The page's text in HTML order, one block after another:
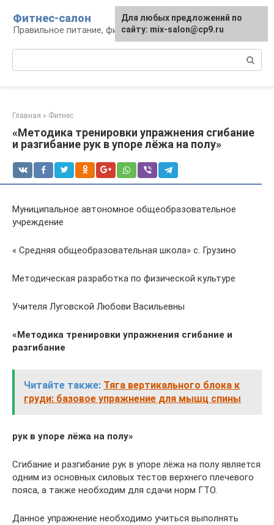
контенту
Фитнес-салон
Правильное питание, фитнес, образ жизни
Главная » Фитнес
«Методика тренировки упражнения сгибание
и разгибание рук в упоре лёжа на полу»
Муниципальное автономное общеобразовательное
учреждение
« Средняя общеобразовательная школа» с. Грузино
Методическая разработка по физической культуре
Учителя Луговской Любови Васильевны
«Методика тренировки упражнения сгибание и
разгибание
Читайте также: Тяга вертикального блока к
груди: базовое упражнение для мышц спины
рук в упоре лёжа на полу»
Сгибание и разгибание рук в упоре лёжа на полу является
одним из основных силовых тестов верхнего плечевого
пояса, а также необходим для сдачи норм ГТО.
Данное упражнение необходимо учиться выполнять
Для любых предложений по
сайту: mix-salon@cp9.ru